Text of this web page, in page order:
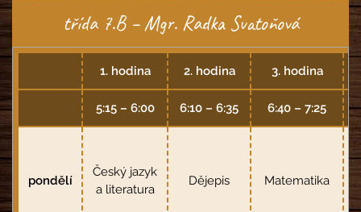
třída 7.B – Mgr. Radka Svatoňová
1. hodina 2. hodina 3. hodina
5:15 – 6:00 6:10 – 6:35 6:40 – 7:25
pondělí
Český jazyk
a literatura
Dějepis Matematika